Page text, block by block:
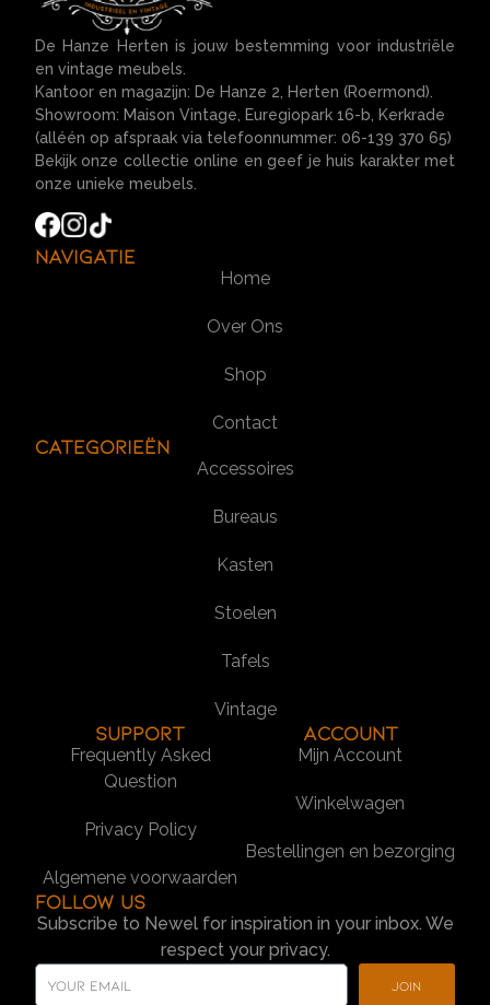
De Hanze Herten is jouw bestemming voor industriële
en vintage meubels.
Kantoor en magazijn: De Hanze 2, Herten (Roermond).
Showroom: Maison Vintage, Euregiopark 16-b, Kerkrade
(alléén op afspraak via telefoonnummer: 06-139 370 65)
Bekijk onze collectie online en geef je huis karakter met
onze unieke meubels.
Navigatie
Home
Over Ons
Shop
Contact
Categorieën
Accessoires
Bureaus
Kasten
Stoelen
Tafels
Vintage
SUPPORT
Frequently Asked
Question
Privacy Policy
Algemene voorwaarden
Account
Mijn Account
Winkelwagen
Bestellingen en bezorging
Follow us
Subscribe to Newel for inspiration in your inbox. We
respect your privacy.
Join